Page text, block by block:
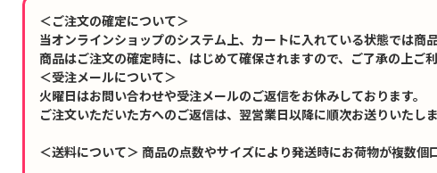
＜ご注文の確定について＞
当オンラインショップのシステム上、カートに入れている状態では商
商品はご注文の確定時に、はじめて確保されますので、ご了承の上ご利
＜受注メールについて＞
火曜日はお問い合わせや受注メールのご返信をお休みしております。
ご注文いただいた方へのご返信は、翌営業日以降に順次お送りいたしま
＜送料について＞ 商品の点数やサイズにより発送時にお荷物が複数